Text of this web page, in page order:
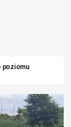
poziomu